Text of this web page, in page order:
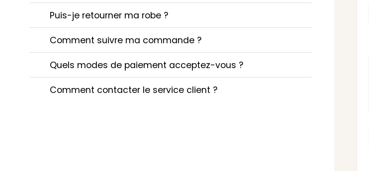
Puis-je retourner ma robe ?
Comment suivre ma commande ?
Quels modes de paiement acceptez-vous ?
Comment contacter le service client ?